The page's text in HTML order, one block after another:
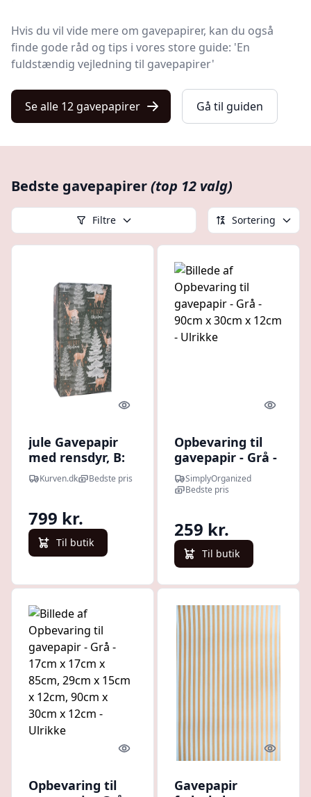
Hvis du vil vide mere om gavepapirer, kan du også
finde gode råd og tips i vores store guide: 'En
fuldstændig vejledning til gavepapirer'
Se alle 12 gavepapirer Gå til guiden
Bedste gavepapirer(top 12 valg)
Filtre Sortering
Quick look
jule Gavepapir
med rensdyr, B:
55 cm. L: 150 m.
Kurven.dk Bedste pris
799 kr.
Til butik
Quick
Opbevaring til
gavepapir - Grå -
90cm x 30cm x
12cm - Ulrikke
SimplyOrganized
Bedste pris
259 kr.
Til butik
Quick look
Opbevaring til
Quick
Gavepapir